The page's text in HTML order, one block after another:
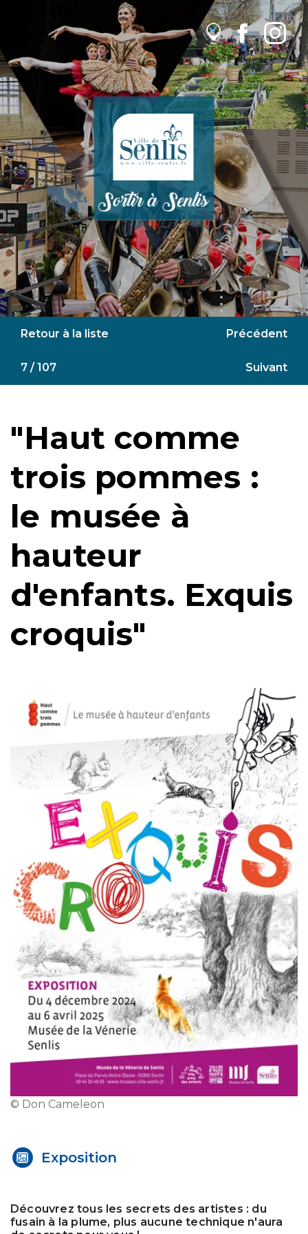
Retour à la liste Précédent
7 / 107 Suivant
"Haut comme
trois pommes :
le musée à
hauteur
d'enfants. Exquis
croquis"
© Don Cameleon
Exposition
Découvrez tous les secrets des artistes : du
fusain à la plume, plus aucune technique n'aura